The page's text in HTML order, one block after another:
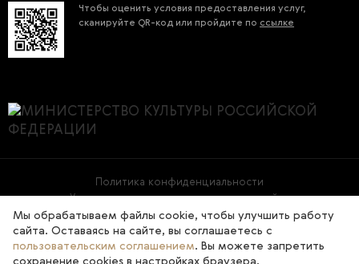
Мы обрабатываем файлы cookie, чтобы улучшить работу
сайта. Оставаясь на сайте, вы соглашаетесь с
пользовательским соглашением. Вы можете запретить
сохранение cookies в настройках браузера.
Чтобы оценить условия предоставления услуг,
сканируйте QR-код или пройдите по ссылке
Политика конфиденциальности
Условия использования материалов сайта
2026 © Государственная Третьяковская галерея